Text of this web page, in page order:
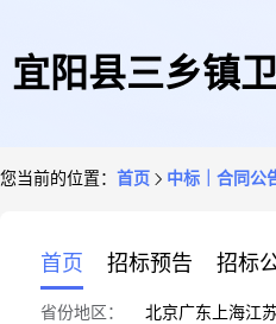
宜阳县三乡镇
您当前的位置： 首页 中标｜合同公
首页 招标预告 招标
省份地区： 北京广东 上海江